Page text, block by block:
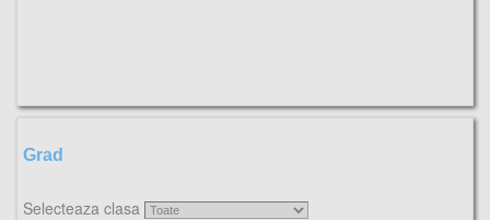
Grad
Selecteaza clasa